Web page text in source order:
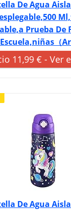
De Agua
Prueba De
（
11,99 € - Ver
De Agua